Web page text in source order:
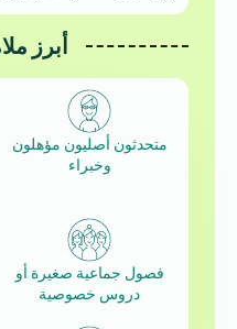
أبرز
متحدثون أصليون مؤهلون
وخبراء
فصول جماعية صغيرة أو
دروس خصوصية